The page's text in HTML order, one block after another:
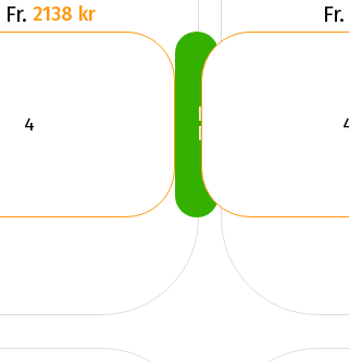
Fr. 2138 kr
Köp
Nu
Fr.